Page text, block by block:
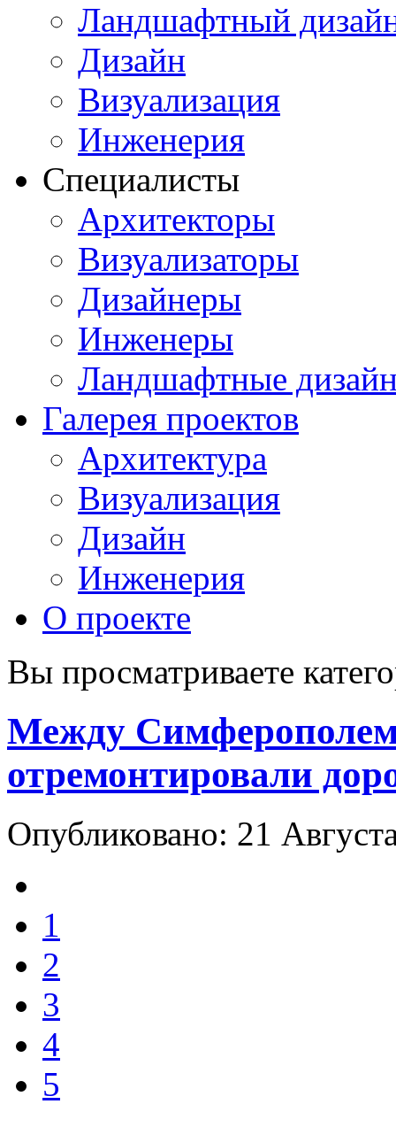
Ландшафтный
Дизайн
Визуализация
Инженерия
Специалисты
Архитекторы
Визуализаторы
Дизайнеры
Инженеры
Ландшафтные
Галерея проектов
Архитектура
Визуализация
Дизайн
Инженерия
О проекте
Вы просматриваете
Между
отремонтировали
Опубликовано: 21
1
2
3
4
5